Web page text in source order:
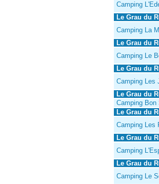
Camping
Le Grau du
Camping La
Le Grau du
Camping Le
Le Grau du
Camping Les
Le Grau du
Camping Bon
Le Grau du
Camping Les
Le Grau du
Camping
Le Grau du
Camping Le